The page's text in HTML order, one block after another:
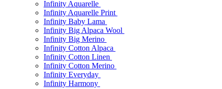
Infinity Aquarelle
Infinity Aquarelle Print
Infinity Baby Lama
Infinity Big Alpaca Wool
Infinity Big Merino
Infinity Cotton Alpaca
Infinity Cotton Linen
Infinity Cotton Merino
Infinity Everyday
Infinity Harmony